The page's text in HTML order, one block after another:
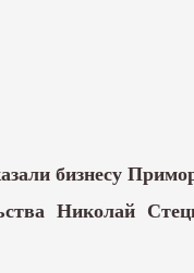
бизнесу
Николай